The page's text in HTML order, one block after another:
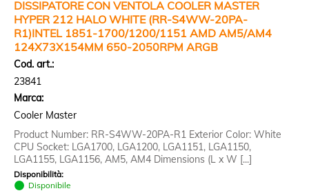
DISSIPATORE CON VENTOLA COOLER MASTER
HYPER 212 HALO WHITE (RR-S4WW-20PA-
R1)INTEL 1851-1700/1200/1151 AMD AM5/AM4
124X73X154MM 650-2050RPM ARGB
Cod. art.:
23841
Marca:
Cooler Master
Product Number: RR-S4WW-20PA-R1 Exterior Color: White
CPU Socket: LGA1700, LGA1200, LGA1151, LGA1150,
LGA1155, LGA1156, AM5, AM4 Dimensions (L x W [...]
Disponibilità:
Disponibile